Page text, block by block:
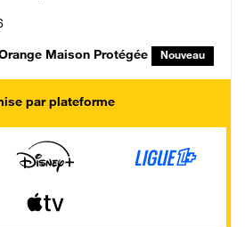
Maison Protégée Nouveau
par plateforme